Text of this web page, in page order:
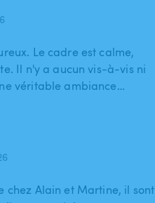
Le cadre est calme,
Il n'y a aucun vis-à-vis ni
véritable ambiance…
chez Alain et Martine, il sont